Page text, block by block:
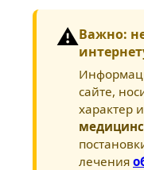
⚠️Важно:
сайте,
характер и
лечения